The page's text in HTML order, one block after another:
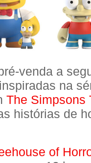
venda a
na
The Simpsons
histórias de
of